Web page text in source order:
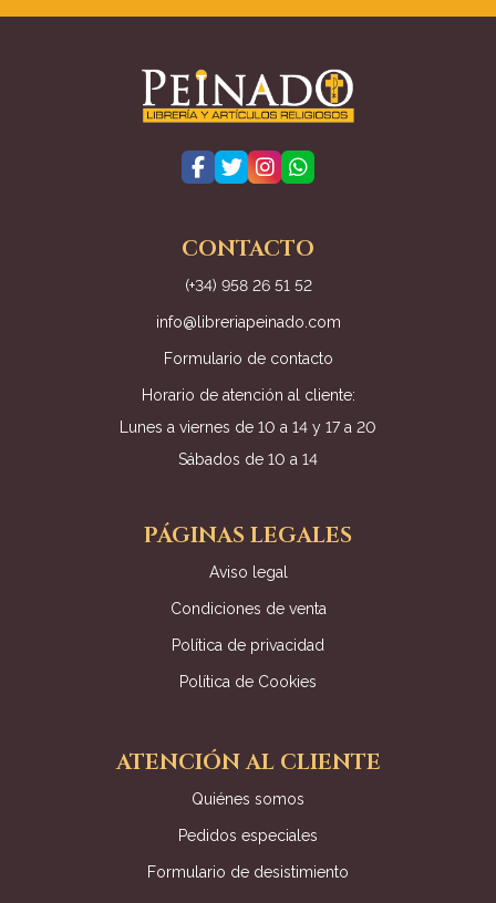
CONTACTO
(+34) 958 26 51 52
info@libreriapeinado.com
Formulario de contacto
Horario de atención al cliente:
Lunes a viernes de 10 a 14 y 17 a 20
Sábados de 10 a 14
PÁGINAS LEGALES
Aviso legal
Condiciones de venta
Política de privacidad
Política de Cookies
ATENCIÓN AL CLIENTE
Quiénes somos
Pedidos especiales
Formulario de desistimiento